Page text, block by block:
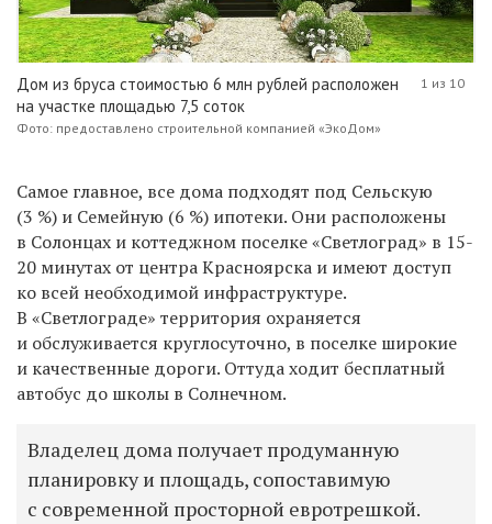
Дом из бруса стоимостью 6 млн рублей расположен
на участке площадью 7,5 соток
Фото: предоставлено строительной компанией «ЭкоДом»
1 из 10
Самое главное, все дома подходят под Сельскую
(3 %) и Семейную (6 %) ипотеки. Они расположены
в Солонцах и коттеджном поселке «Светлоград» в 15-
20 минутах от центра Красноярска и имеют доступ
ко всей необходимой инфраструктуре.
В «Светлограде» территория охраняется
и обслуживается круглосуточно, в поселке широкие
и качественные дороги. Оттудаходит бесплатный
автобус до школы в Солнечном.
Владелец дома получает продуманную
планировку и площадь, сопоставимую
с современной просторной евротрешкой.